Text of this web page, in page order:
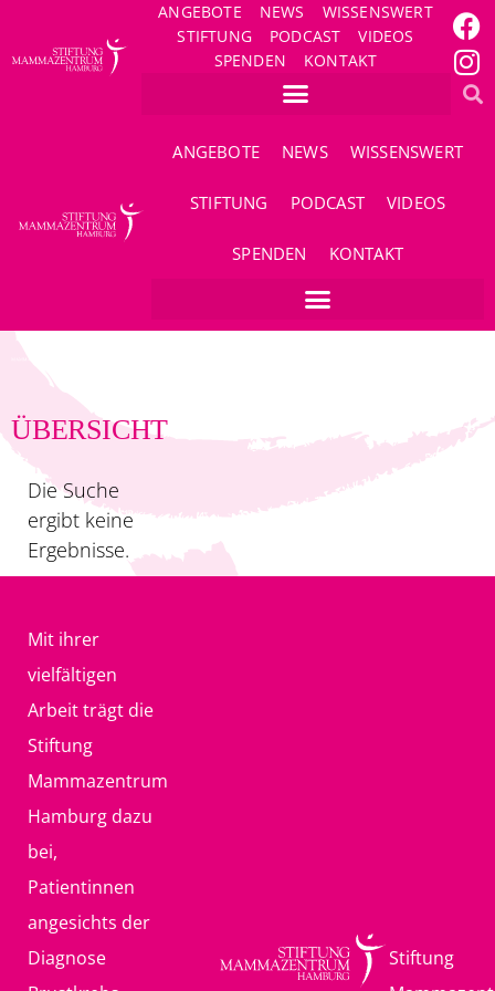
ANGEBOTE NEWS
WISSENSWERT
STIFTUNG
PODCAST
VIDEOS
SPENDEN
KONTAKT
ANGEBOTE NEWS WISSENSWERT
STIFTUNG PODCAST VIDEOS
SPENDEN KONTAKT
ÜBERSICHT
Die Suche
ergibt keine
Ergebnisse.
Mit ihrer
vielfältigen
Arbeit trägt die
Stiftung
Mammazentrum
Hamburg dazu
bei,
Patientinnen
angesichts der
Diagnose
Stiftung